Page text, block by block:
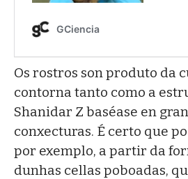
Os rostros son produto da
contorna tanto como a
Shanidar Z baséase en
conxecturas. É certo que
por exemplo, a partir da
dunhas cellas poboadas,